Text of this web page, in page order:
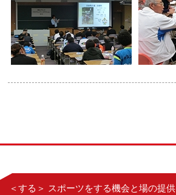
＜する＞ スポーツをする機会と場の提供